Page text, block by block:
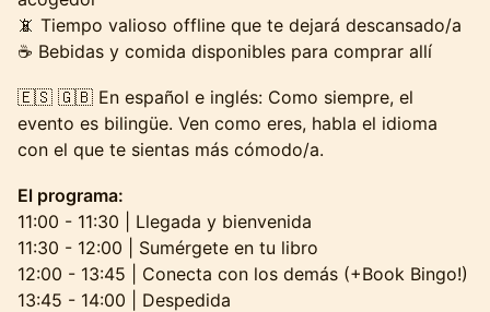
📵 Tiempo valioso offline que te dejará descansado/a
☕ Bebidas y comida disponibles para comprar allí
🇪🇸 🇬🇧 En español e inglés: Como siempre, el
evento es bilingüe. Ven como eres, habla el idioma
con el que te sientas más cómodo/a.
El programa:
11:00 - 11:30 | Llegada y bienvenida
11:30 - 12:00 | Sumérgete en tu libro
12:00 - 13:45 | Conecta con los demás (+Book Bingo!)
13:45 - 14:00 | Despedida